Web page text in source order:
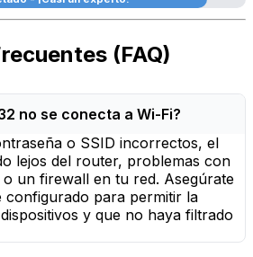
(FAQ)
no se conecta a Wi-Fi?
o SSID incorrectos, el
lejos del router, problemas con
o un firewall en tu red. Asegúrate
configurado para permitir la
y que no haya filtrado